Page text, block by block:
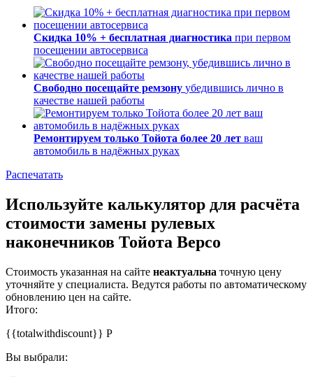
Скидка 10% + бесплатная диагностика при первом
посещении автосервиса
Свободно посещайте ремзону убедившись лично в
качестве нашей работы
Ремонтируем только Тойота более 20 лет ваш
автомобиль в надёжных руках
Распечатать
Используйте калькулятор для расчёта
стоимости замены рулевых
наконечников Тойота Версо
Стоимость указанная на сайте неактуальна точную цену
уточняйте у специалиста. Ведутся работы по автоматическому
обновлению цен на сайте.
Итого:
{{totalwithdiscount}} Р
Вы выбрали: